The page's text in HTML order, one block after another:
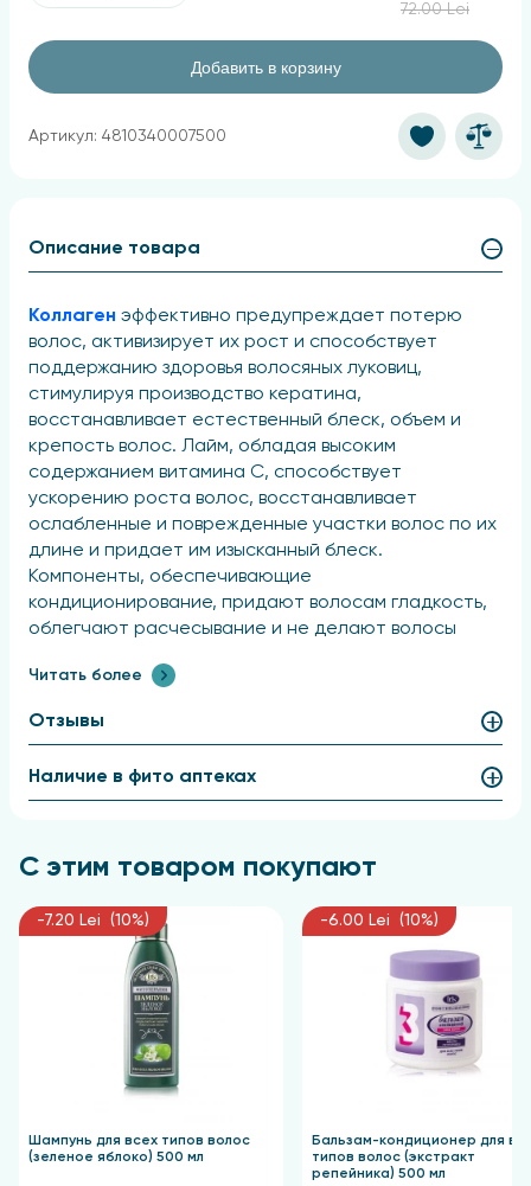
72.00 Lei
Добавить в корзину
Артикул: 4810340007500
Описание товара
Коллаген эффективно предупреждает потерю
волос, активизирует их рост и способствует
поддержанию здоровья волосяных луковиц,
стимулируя производство кератина,
восстанавливает естественный блеск, объем и
крепость волос. Лайм, обладая высоким
содержанием витамина С, способствует
ускорению роста волос, восстанавливает
ослабленные и поврежденные участки волос по их
длине и придает им изысканный блеск.
Компоненты, обеспечивающие
кондиционирование, придают волосам гладкость,
облегчают расчесывание и не делают волосы
Применение
нанесите малое количество продукта на влажные
промойте водой.
Читать более
Отзывы
Наличие в фито аптеках
С этим товаром покупают
-7.20 Lei (10%)
Шампунь для всех типов волос
(зеленое яблоко) 500 мл
-6.00 Lei (10%)
Бальзам-кондиционер для
типов волос (экстракт
репейника) 500 мл